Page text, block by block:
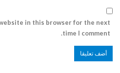
website in this browser for the next
time I comment.